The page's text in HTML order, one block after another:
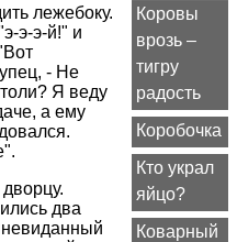
Коровы
врозь –
тигру
радость
Коробочка
Кто украл
яйцо?
Коварный
лежебоку.
э-э-й!" и
- Не
Я веду
а ему
два
невиданный